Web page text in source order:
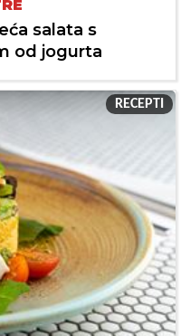
salata s
od jogurta
RECEPTI